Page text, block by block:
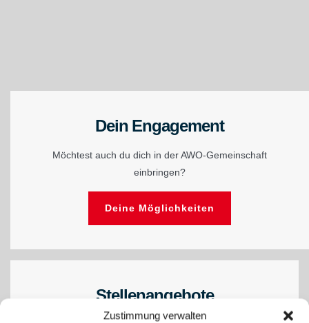
Zustimmung verwalten
Dein Engagement
Möchtest auch du dich in der AWO-Gemeinschaft
einbringen?
Deine Möglichkeiten
Stellenangebote